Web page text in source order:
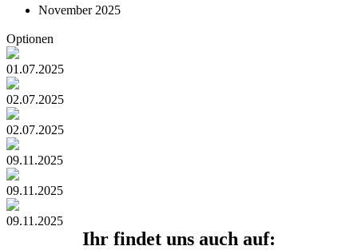
November 2025
Optionen
01.07.2025
02.07.2025
02.07.2025
09.11.2025
09.11.2025
09.11.2025
Ihr findet uns auch auf: